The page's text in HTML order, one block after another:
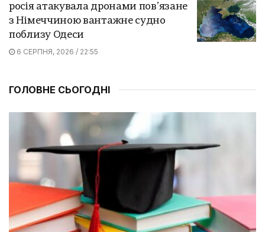
росія атакувала дронами пов’язане
з Німеччиною вантажне судно
поблизу Одеси
6 СЕРПНЯ, 2026 / 22:55
ГОЛОВНЕ СЬОГОДНІ